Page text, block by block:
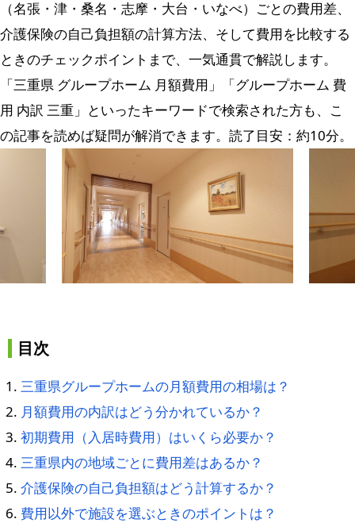
（名張・津・桑名・志摩・大台・いなべ）ごとの費用差、
介護保険の自己負担額の計算方法、そして費用を比較する
ときのチェックポイントまで、一気通貫で解説します。
「三重県 グループホーム 月額費用」「グループホーム 費
用 内訳 三重」といったキーワードで検索された方も、こ
の記事を読めば疑問が解消できます。読了目安：約10分。
目次
三重県グループホームの月額費用の相場は？
月額費用の内訳はどう分かれているか？
初期費用（入居時費用）はいくら必要か？
三重県内の地域ごとに費用差はあるか？
介護保険の自己負担額はどう計算するか？
費用以外で施設を選ぶときのポイントは？